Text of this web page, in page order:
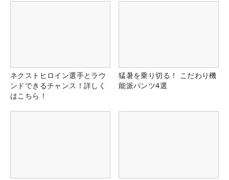
ネクストヒロイン選手とラウ
ンドできるチャンス！詳しく
はこちら！
猛暑を乗り切る！ こだわり機
能派パンツ4選